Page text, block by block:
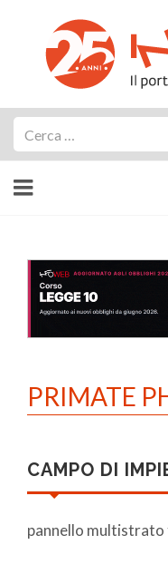
PRIMATE
CAMPO DI
pannello multistrato